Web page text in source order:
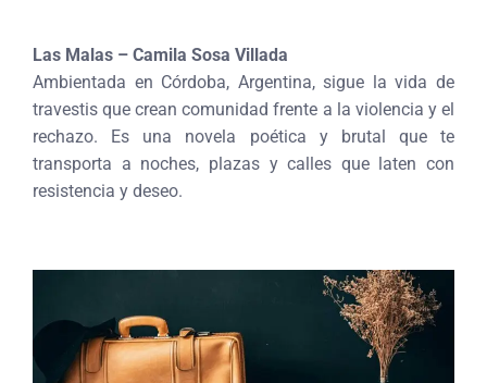
Las Malas – Camila Sosa Villada
Ambientada en Córdoba, Argentina, sigue la vida de
travestis que crean comunidad frente a la violencia y el
rechazo. Es una novela poética y brutal que te
transporta a noches, plazas y calles que laten con
resistencia y deseo.